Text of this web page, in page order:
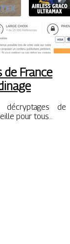
France
décryptages de
pour tous…